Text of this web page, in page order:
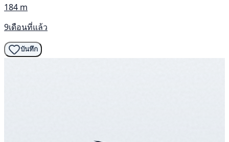
184 m
9เดือนที่แล้ว
บันทึก